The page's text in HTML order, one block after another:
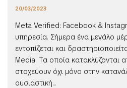
20/03/2023
Meta Verified: Facebook &
υπηρεσία. Σήμερα ένα μεγάλο
εντοπίζεται και
Media. Τα οποία
στοχεύουν όχι μόνο στην
ουσιαστική...